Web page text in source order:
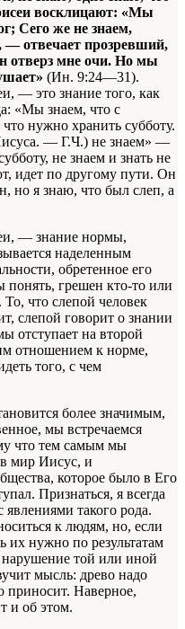
восклицают: «Мы
Сего же не знаем,
— отвечает прозревший,
отверз мне очи. Но мы
(Ин. 9:24—31).
— это знание того, как
«Мы знаем, что с
нужно хранить субботу.
— Г.Ч.) не знаем» —
не знаем и знать не
идет по другому пути. Он
но я знаю, что был слеп, а
— знание нормы,
наделенным
обретенное его
грешен кто-то или
что слепой человек
слепой говорит о знании
отступает на второй
отношением к норме,
того, с чем
более значимым,
мы встречаемся
что тем самым мы
в мир Иисус, и
которое было в Его
Признаться, я всегда
явлениями такого рода.
к людям, но, если
их нужно по результатам
нарушение той или иной
мысль: древо надо
приносит. Наверное,
и об этом.